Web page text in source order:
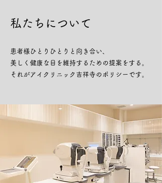
私たちについて
患者様ひとりひとりと向き合い、
美しく健康な目を維持するための提案をする。
それがアイクリニック吉祥寺のポリシーです。